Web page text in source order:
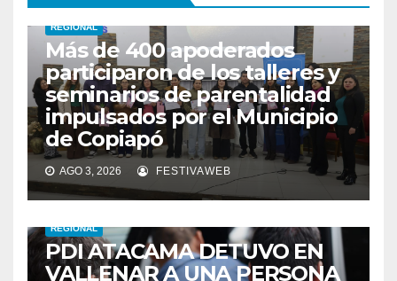
REGIONAL
Más de 400 apoderados
participaron de los talleres y
seminarios de parentalidad
impulsados por el Municipio
de Copiapó
AGO 3, 2026 FESTIVAWEB
REGIONAL
PDI ATACAMA DETUVO EN
VALLENAR A UNA PERSONA